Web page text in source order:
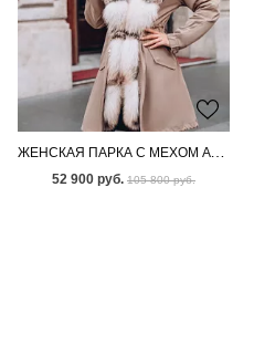
ЖЕНСКАЯ ПАРКА С МЕХОМ АУКЦИОННОЙ ЛИСЫ
52 900 руб. 105 800 руб.